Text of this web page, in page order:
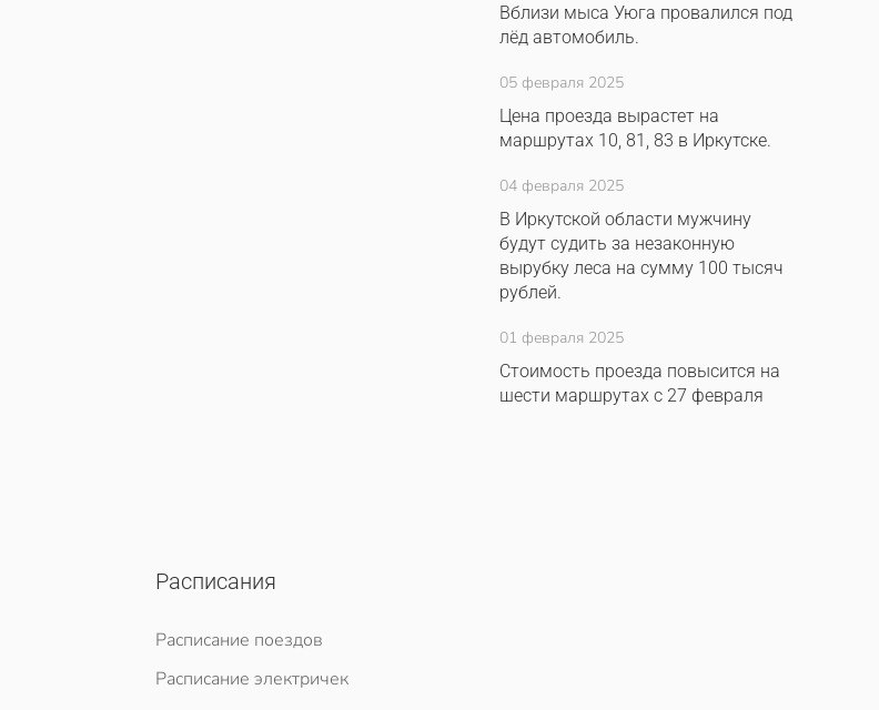
Вблизи мыса Уюга провалился под
лёд автомобиль.
05 февраля 2025
Цена проезда вырастет на
маршрутах 10, 81, 83 в Иркутске.
04 февраля 2025
В Иркутской области мужчину
будут судить за незаконную
вырубку леса на сумму 100 тысяч
рублей.
01 февраля 2025
Стоимость проезда повысится на
шести маршрутах с 27 февраля
Расписания
Расписание поездов
Расписание электричек